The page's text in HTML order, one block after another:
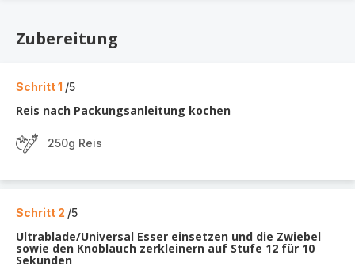
Zubereitung
Schritt 1 /5
Reis nach Packungsanleitung kochen
250g Reis
Schritt 2 /5
Ultrablade/Universal Esser einsetzen und die Zwiebel
sowie den Knoblauch zerkleinern auf Stufe 12 für 10
Sekunden